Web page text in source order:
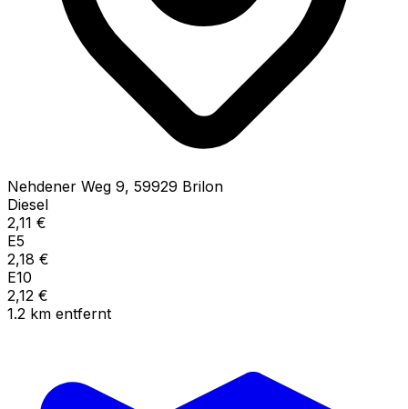
Nehdener Weg 9, 59929 Brilon
Diesel
2,11 €
E5
2,18 €
E10
2,12 €
1.2 km entfernt